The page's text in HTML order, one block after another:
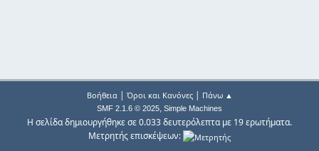
Βοήθεια| Όροι και Κανόνες| Πάνω ▲
SMF 2.1.6 © 2025, Simple Machines
Η σελίδα δημιουργήθηκε σε 0.033 δευτερόλεπτα με 19 ερωτήματα.
Μετρητής επισκέψεων: